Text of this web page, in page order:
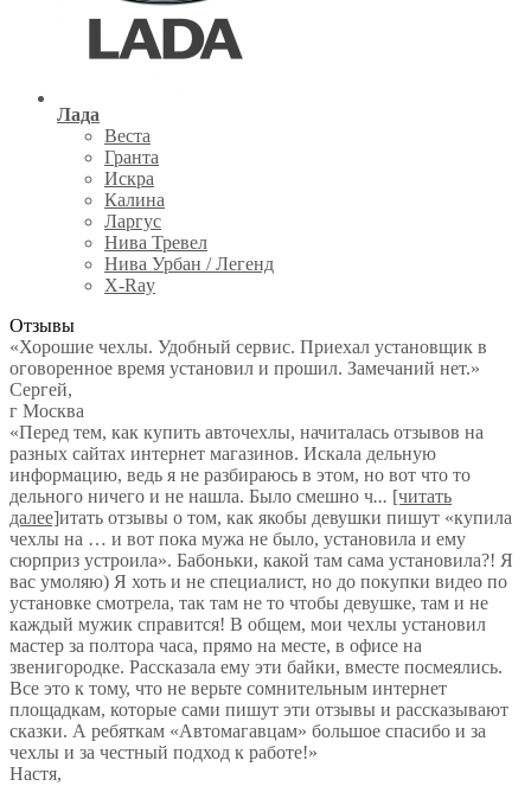
Лада
Веста
Гранта
Искра
Калина
Ларгус
Нива Тревел
Нива Урбан / Легенд
X-Ray
Отзывы
«Хорошие чехлы. Удобный сервис. Приехал установщик в
оговоренное время установил и прошил. Замечаний нет.»
Сергей,
г Москва
«Перед тем, как купить авточехлы, начиталась отзывов на
разных сайтах интернет магазинов. Искала дельную
информацию, ведь я не разбираюсь в этом, но вот что то
дельного ничего и не нашла. Было смешно ч... [читать
далее]итать отзывы о том, как якобы девушки пишут «купила
чехлы на … и вот пока мужа не было, установила и ему
сюрприз устроила». Бабоньки, какой там сама установила?! Я
вас умоляю) Я хоть и не специалист, но до покупки видео по
установке смотрела, так там не то чтобы девушке, там и не
каждый мужик справится! В общем, мои чехлы установил
мастер за полтора часа, прямо на месте, в офисе на
звенигородке. Рассказала ему эти байки, вместе посмеялись.
Все это к тому, что не верьте сомнительным интернет
площадкам, которые сами пишут эти отзывы и рассказывают
сказки. А ребяткам «Автомагавцам» большое спасибо и за
чехлы и за честный подход к работе!»
Настя,